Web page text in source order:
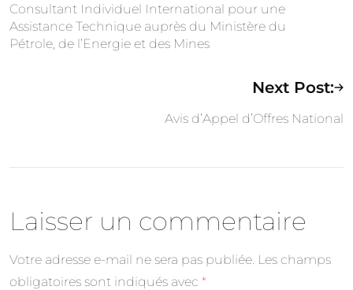
Consultant Individuel International pour une
Assistance Technique auprès du Ministère du
Pétrole, de l’Energie et des Mines
Next Post:
Avis d’Appel d’Offres National
Laisser un commentaire
Votre adresse e-mail ne sera pas publiée. Les champs
obligatoires sont indiqués avec *